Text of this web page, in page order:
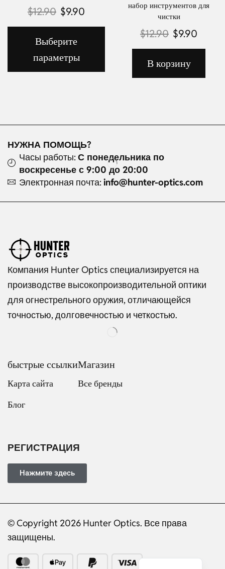
$12.90 $9.90
Выберите
параметры
набор инструментов для
чистки
$12.90 $9.90
В корзину
НУЖНА ПОМОЩЬ?
Часы работы: С понедельника по
воскресенье с 9:00 до 20:00
Электронная почта: info@hunter-optics.com
Компания Hunter Optics специализируется на
производстве высокопроизводительной оптики
для огнестрельного оружия, отличающейся
точностью, долговечностью и четкостью.
быстрые ссылки
Карта сайта
Блог
Магазин
Все бренды
РЕГИСТРАЦИЯ
Нажмите здесь
© Copyright 2026 Hunter Optics. Все права
защищены.
German
Portuguese